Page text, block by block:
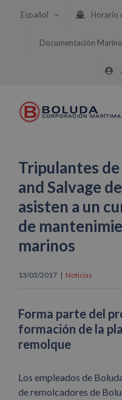
Español Horario
Documentación
Tripulantes
and Salvage
asisten a un
de
marinos
13/03/2017 | Noticias
Forma parte del
formación de la
remolque
Los empleados de
de remolcadores de